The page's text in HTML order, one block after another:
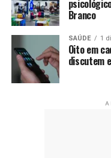
Branco
SAÚDE 1
Oito em
discutem